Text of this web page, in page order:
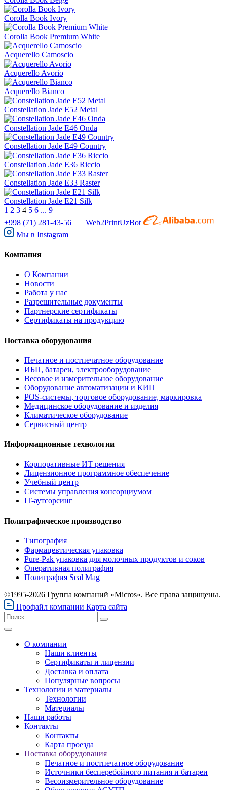
Corolla Book Ivory
Corolla Book Premium White
Acquerello Camoscio
Acquerello Avorio
Acquerello Bianco
Constellation Jade E52 Metal
Constellation Jade E46 Onda
Constellation Jade E49 Country
Constellation Jade E36 Riccio
Constellation Jade E33 Raster
Constellation Jade E21 Silk
1 2 3 4 5 6 ... 9
+998 (71) 281-43-56
Web2PrintUzBot
Мы в Instagram
Компания
О Компании
Новости
Работа у нас
Разрешительные документы
Партнерские сертификаты
Сертификаты на продукцию
Поставка оборудования
Печатное и постпечатное оборудование
ИБП, батареи, электрооборудование
Весовое и измерительное оборудование
Оборудование автоматизации и КИП
POS-системы, торговое оборудование, маркировка
Медицинское оборудование и изделия
Климатическое оборудование
Сервисный центр
Информационные технологии
Корпоративные ИТ решения
Лицензионное программное обеспечение
Учебный центр
Системы управления консорциумом
IT-аутсорсинг
Полиграфическое производство
Типография
Фармацевтическая упаковка
Pure-Pak упаковка для молочных продуктов и соков
Оперативная полиграфия
Полиграфия Seal Mag
©1995-2026 Группа компаний «Micros». Все права защищены.
Профайл компании Карта сайта
О компании
Наши клиенты
Сертификаты и лицензии
Доставка и оплата
Популярные вопросы
Технологии и материалы
Технологии
Материалы
Наши работы
Контакты
Контакты
Карта проезда
Поставка оборудования
Печатное и постпечатное оборудование
Источники бесперебойного питания и батареи
Весоизмерительное оборудование